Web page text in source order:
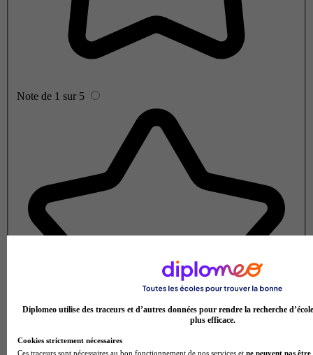
Note de 1 sur 5
Diplomeo utilise des traceurs et d’autres données pour rendre la recherche
plus efficace.
Cookies strictement nécessaires
Ces traceurs sont nécessaires au bon fonctionnement de nos services et ne peuvent pas être